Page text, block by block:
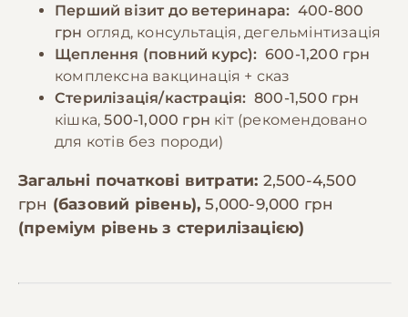
Перший візит до ветеринара: 400-800
грн огляд, консультація, дегельмінтизація
Щеплення (повний курс): 600-1,200 грн
комплексна вакцинація + сказ
Стерилізація/кастрація: 800-1,500 грн
кішка,500-1,000 грн кіт (рекомендовано
для котів без породи)
Загальні початкові витрати: 2,500-4,500
грн (базовий рівень),5,000-9,000 грн
(преміум рівень з стерилізацією)